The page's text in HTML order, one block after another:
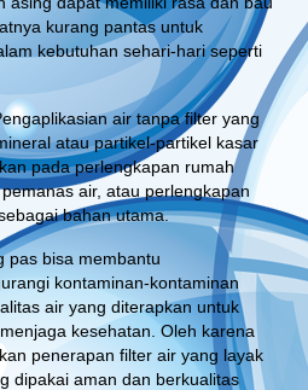
kurang pantas untuk
kebutuhan sehari-hari seperti
air tanpa filter yang
atau partikel-partikel kasar
pada perlengkapan rumah
air, atau perlengkapan
bahan utama.
pas bisa membantu
kontaminan-kontaminan
air yang diterapkan untuk
kesehatan. Oleh karena
penerapan filter air yang layak
dipakai aman dan berkualitas